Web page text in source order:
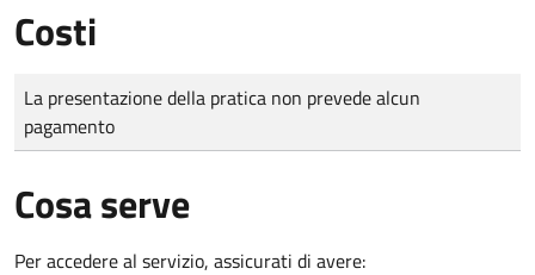
Costi
Tipo di pagamento
Importo
La presentazione della pratica non prevede alcun
pagamento
Cosa serve
Per accedere al servizio, assicurati di avere: